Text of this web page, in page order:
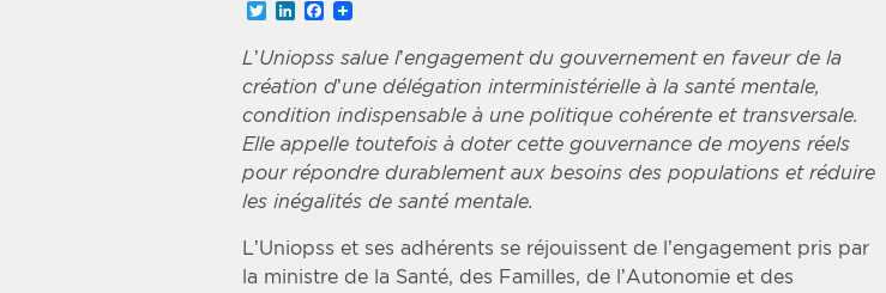
Choisir une zone
TwitterLinkedInFacebook
L’Uniopss salue l’engagement du gouvernement en faveur de la
création d’une délégation interministérielle à la santé mentale,
condition indispensable à une politique cohérente et transversale.
Elle appelle toutefois à doter cette gouvernance de moyens réels
pour répondre durablement aux besoins des populations et réduire
les inégalités de santé mentale.
L’Uniopss et ses adhérents se réjouissent de l’engagement pris par
la ministre de la Santé, des Familles, de l’Autonomie et des